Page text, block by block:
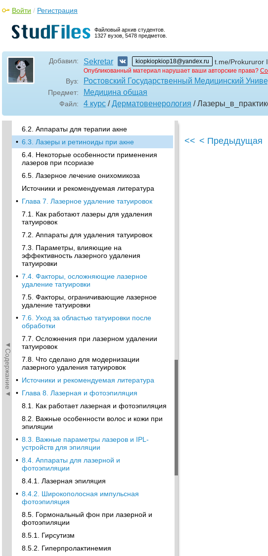
Файловый архив студентов.
1327 вузов, 5478 предметов.
Войти / Регистрация
Добавил: Sekretar kiopkiopkiop18@yandex.ru t.me/Prokururor
Опубликованный материал нарушает ваши авторские права?
Вуз: Ростовский Государственный Медицинский
Предмет: Медицина общая
Файл: 4 курс /Дерматовенерология /
◄Содержание◄
5.3.3. Фракционный фототермолиз
5.3.4. Лазерное удаление гиперпигментации
•
5.4. Алгоритм лазерной коррекции рубцов
рубцов?
5.6. Комплексный подход к коррекции
рубцов
Источники и рекомендуемая литература
Глава 6. Лазеры, акне и другие дерматозы
6.1. Как работают лазеры и IPL при акне
6.2. Аппараты для терапии акне
• 6.3. Лазеры и ретиноиды при акне
6.4. Некоторые особенности применения
лазеров при псориазе
6.5. Лазерное лечение онихомикоза
Источники и рекомендуемая литература
• Глава 7. Лазерное удаление татуировок
7.1. Как работают лазеры для удаления
татуировок
7.2. Аппараты для удаления татуировок
7.3. Параметры, влияющие на
эффективность лазерного удаления
татуировки
• 7.4. Факторы, осложняющие лазерное
удаление татуировки
7.5. Факторы, ограничивающие лазерное
удаление татуировки
• 7.6. Уход за областью татуировки после
обработки
7.7. Осложнения при лазерном удалении
татуировок
7.8. Что сделано для модернизации
лазерного удаления татуировок
• Источники и рекомендуемая литература
• Глава 8. Лазерная и фотоэпиляция
8.1. Как работает лазерная и фотоэпиляция
8.2. Важные особенности волос и кожи при
эпиляции
• 8.3. Важные параметры лазеров и IPL-
устройств для эпиляции
• 8.4. Аппараты для лазерной и
фотоэпиляции
8.4.1. Лазерная эпиляция
• 8.4.2. Широкополосная импульсная
фотоэпиляция
8.5. Гормональный фон при лазерной и
фотоэпиляции
8.5.1. Гирсутизм
8.5.2. Гиперпролактинемия
<< < Предыдущая